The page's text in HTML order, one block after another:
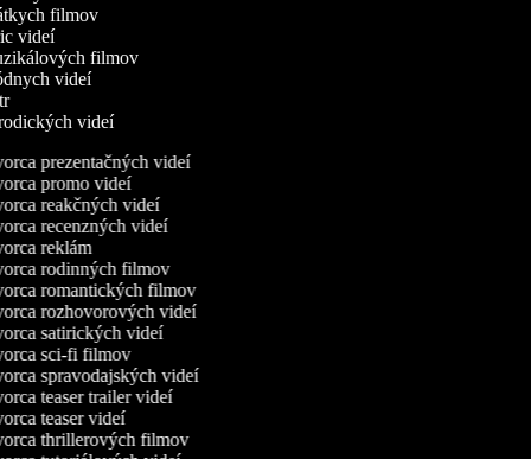
filmov
videí
filmov
videí
videí
prezentačných videí
promo videí
reakčných videí
recenzných videí
reklám
rodinných filmov
romantických filmov
rozhovorových videí
satirických videí
sci-fi filmov
spravodajských videí
teaser trailer videí
teaser videí
thrillerových filmov